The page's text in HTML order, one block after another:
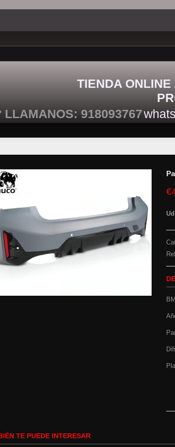
TIENDA
918093767
TE PUEDE INTERESAR